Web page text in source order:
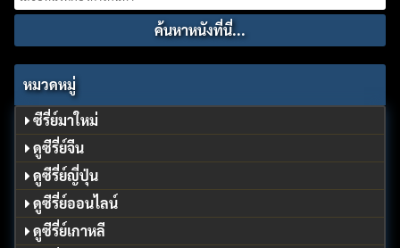
for:
หมวดหมู่
ซีรี่ย์มาใหม่
ดูซีรี่ย์จีน
ดูซีรี่ย์ญี่ปุ่น
ดูซีรี่ย์ออนไลน์
ดูซีรี่ย์เกาหลี